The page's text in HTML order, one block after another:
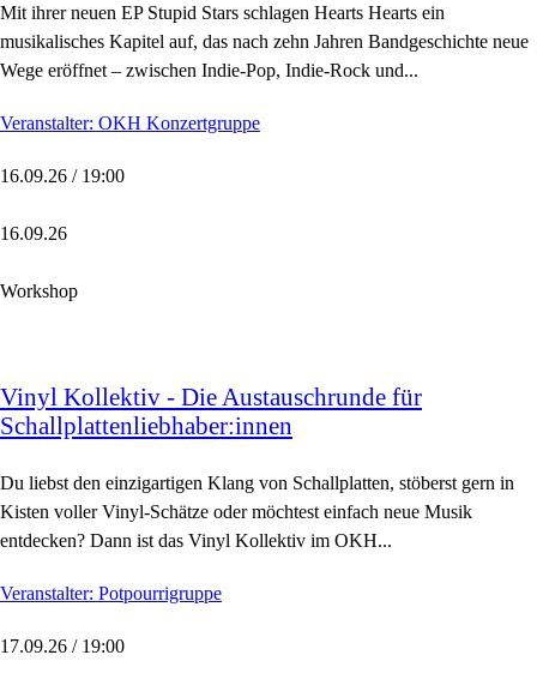
Mit ihrer neuen EP Stupid Stars schlagen Hearts Hearts ein
musikalisches Kapitel auf, das nach zehn Jahren Bandgeschichte neue
Wege eröffnet – zwischen Indie-Pop, Indie-Rock und...
Veranstalter: OKH Konzertgruppe
16.09.26 / 19:00
16.09.26
Workshop
Vinyl Kollektiv - Die Austauschrunde für
Schallplattenliebhaber:innen
Du liebst den einzigartigen Klang von Schallplatten, stöberst gern in
Kisten voller Vinyl-Schätze oder möchtest einfach neue Musik
entdecken? Dann ist das Vinyl Kollektiv im OKH...
Veranstalter: Potpourrigruppe
17.09.26 / 19:00